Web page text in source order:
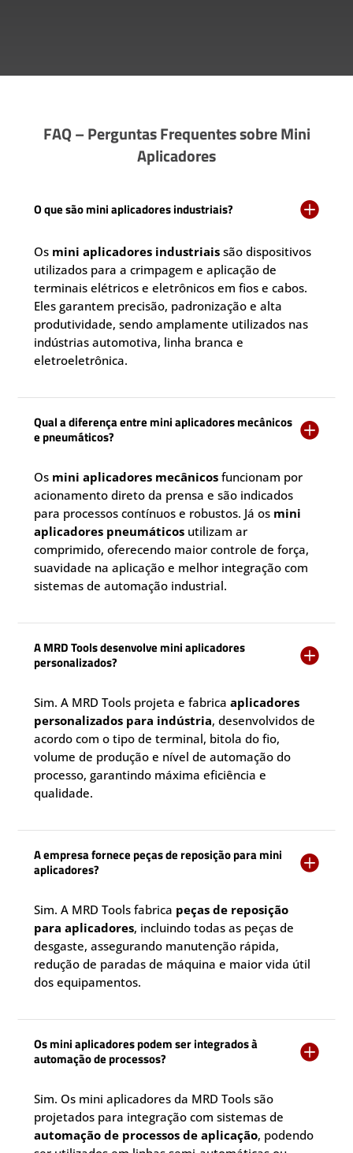
FAQ – Perguntas Frequentes sobre Mini
Aplicadores
O que são mini aplicadores industriais? 
Os mini aplicadores industriais são dispositivos
utilizados para a crimpagem e aplicação de
terminais elétricos e eletrônicos em fios e cabos.
Eles garantem precisão, padronização e alta
produtividade, sendo amplamente utilizados nas
indústrias automotiva, linha branca e
eletroeletrônica.
Qual a diferença entre mini aplicadores mecânicos
e pneumáticos?

Os mini aplicadores mecânicos funcionam por
acionamento direto da prensa e são indicados
para processos contínuos e robustos. Já os mini
aplicadores pneumáticos utilizam ar
comprimido, oferecendo maior controle de força,
suavidade na aplicação e melhor integração com
sistemas de automação industrial.
A MRD Tools desenvolve mini aplicadores
personalizados?

Sim. A MRD Tools projeta e fabricaaplicadores
personalizados para indústria, desenvolvidos de
acordo com o tipo de terminal, bitola do fio,
volume de produção e nível de automação do
processo, garantindo máxima eficiência e
qualidade.
A empresa fornece peças de reposição para mini
aplicadores?

Sim. A MRD Tools fabrica peças de reposição
para aplicadores, incluindo todas as peças de
desgaste, assegurando manutenção rápida,
redução de paradas de máquina e maior vida útil
dos equipamentos.
Os mini aplicadores podem ser integrados à
automação de processos?

Sim. Os mini aplicadores da MRD Tools são
projetados para integração com sistemas de
automação de processos de aplicação, podendo